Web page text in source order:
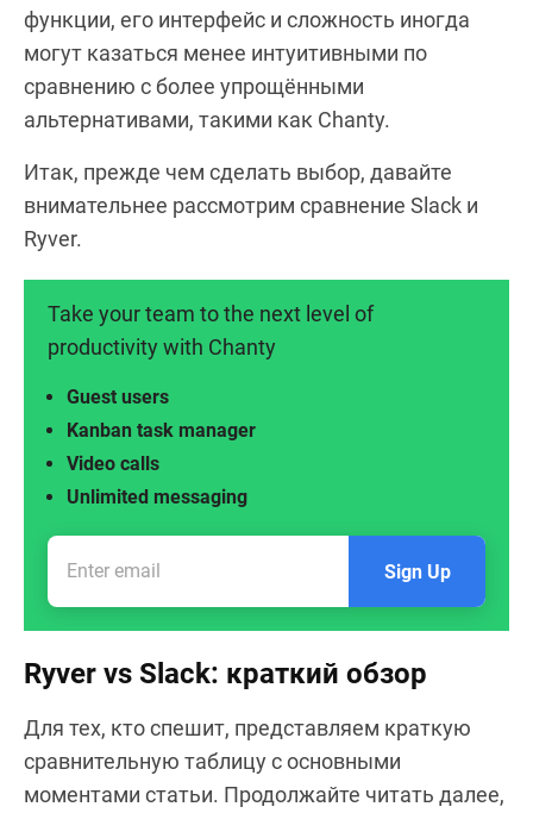
функции, его интерфейс и сложность иногда
могут казаться менее интуитивными по
сравнению с более упрощёнными
альтернативами, такими как Chanty.
Итак, прежде чем сделать выбор, давайте
внимательнее рассмотрим сравнение Slack и
Ryver.
Take your team to the next level of
productivity with Chanty
Unlimited messaging
Video calls
Kanban task manager
Guest users
Sign Up
Ryver vs Slack: краткий обзор
Для тех, кто спешит, представляем краткую
сравнительную таблицу с основными
моментами статьи. Продолжайте читать далее,